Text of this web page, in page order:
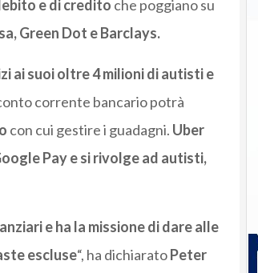
e di credito che poggiano su
Green Dot e Barclays.
ai suoi oltre 4 milioni di autisti e
corrente bancario potrà
con cui gestire i guadagni. Uber
Pay e si rivolge ad autisti,
e ha la missione di dare alle
escluse“, ha dichiaratoPeter